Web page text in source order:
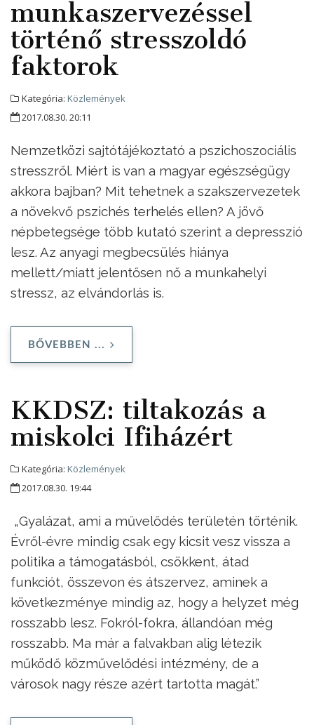
munkaszervezéssel
történő stresszoldó
faktorok
Kategória: Közlemények
2017.08.30. 20:11
Nemzetközi sajtótájékoztató a pszichoszociális
stresszről. Miért is van a magyar egészségügy
akkora bajban? Mit tehetnek a szakszervezetek
a növekvő pszichés terhelés ellen? A jövő
népbetegsége több kutató szerint a depresszió
lesz. Az anyagi megbecsülés hiánya
mellett/miatt jelentősen nő a munkahelyi
stressz, az elvándorlás is.
BŐVEBBEN ...
KKDSZ: tiltakozás a
miskolci Ifiházért
Kategória: Közlemények
2017.08.30. 19:44
„Gyalázat, ami a művelődés területén történik.
Évről-évre mindig csak egy kicsit vesz vissza a
politika a támogatásból, csökkent, átad
funkciót, összevon és átszervez, aminek a
következménye mindig az, hogy a helyzet még
rosszabb lesz. Fokról-fokra, állandóan még
rosszabb. Ma már a falvakban alig létezik
működő közművelődési intézmény, de a
városok nagy része azért tartotta magát.”